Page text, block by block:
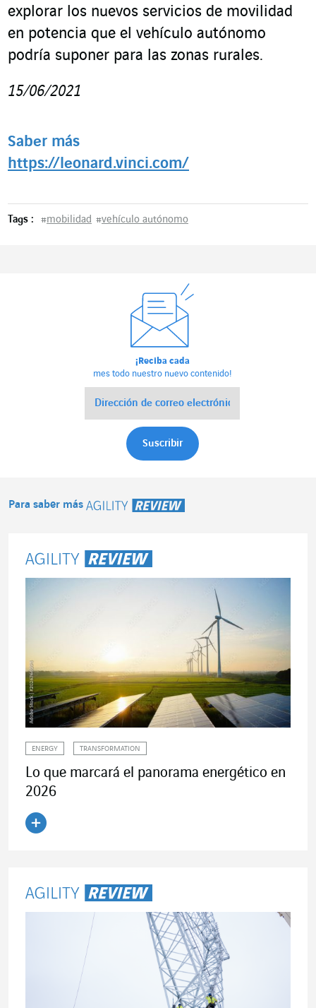
explorar los nuevos servicios de movilidad
en potencia que el vehículo autónomo
podría suponer para las zonas rurales.
15/06/2021
Saber más
https://leonard.vinci.com/
Tags : #mobilidad #vehículo autónomo
¡Reciba cada
mes todo nuestro nuevo contenido!
Para saber más
ENERGY TRANSFORMATION
Lo que marcará el panorama energético en
2026